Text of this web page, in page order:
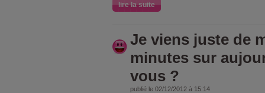
lire la suite
Je viens juste de
minutes sur
vous ?
publié le 02/12/2012 à 15:14